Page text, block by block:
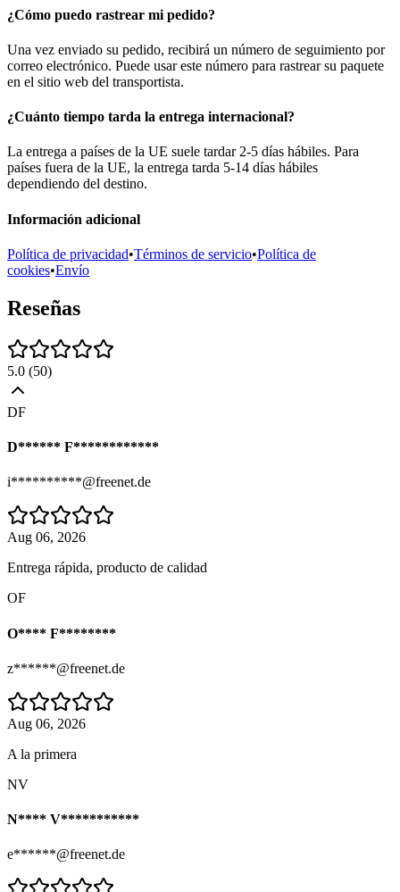
¿Cómo puedo rastrear mi pedido?
Una vez enviado su pedido, recibirá un número de seguimiento por
correo electrónico. Puede usar este número para rastrear su paquete
en el sitio web del transportista.
¿Cuánto tiempo tarda la entrega internacional?
La entrega a países de la UE suele tardar 2-5 días hábiles. Para
países fuera de la UE, la entrega tarda 5-14 días hábiles
dependiendo del destino.
Información adicional
Política de privacidad•Términos de servicio•Política de
cookies•Envío
Reseñas
5.0 (50)
DF
D****** F************
i**********@freenet.de
Aug 06, 2026
Entrega rápida, producto de calidad
OF
O**** F********
z******@freenet.de
Aug 06, 2026
A la primera
NV
N**** V***********
e******@freenet.de